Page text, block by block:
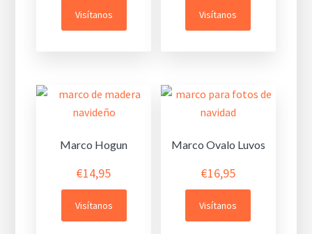
Visítanos Visítanos
Marco Hogun
€14,95
Visítanos
Marco Ovalo Luvos
€16,95
Visítanos